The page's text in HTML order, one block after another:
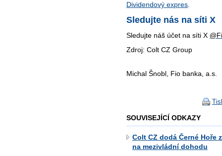
Dividendový expres
Sledujte nás na síti X
Sledujte náš účet na síti X
Zdroj: Colt CZ Group
Michal Šnobl, Fio banka, a.s.
SOUVISEJÍCÍ ODKAZY
Colt CZ dodá Černé Hoře
na mezivládní dohodu